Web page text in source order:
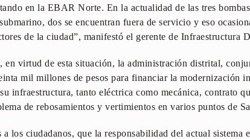
en la EBAR Norte. En la actualidad de las tres
dos se encuentran fuera de servicio y eso
de la ciudad”, manifestó el gerente de Infraestructura
virtud de esta situación, la administración distrital,
mil millones de pesos para financiar la modernización
infraestructura, tanto eléctrica como mecánica, contrato
de rebosamientos y vertimientos en varios puntos de
a los ciudadanos, que la responsabilidad del actual sistema